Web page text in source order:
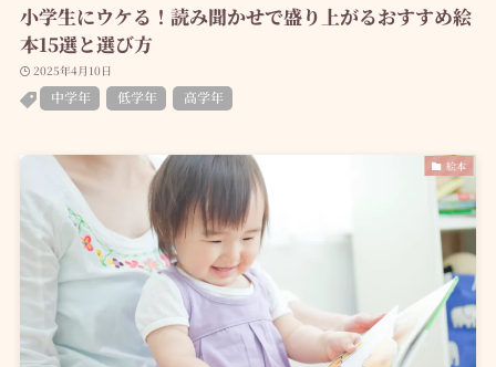
小学生にウケる！読み聞かせで盛り上がるおすすめ絵
本15選と選び方
2025年4月10日
中学年 低学年 高学年
絵本